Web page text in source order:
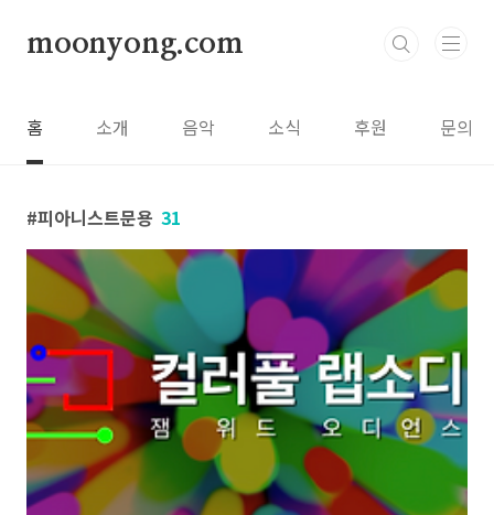
moonyong.com
홈 소개 음악 소식 후원 문의
피아니스트문용 31